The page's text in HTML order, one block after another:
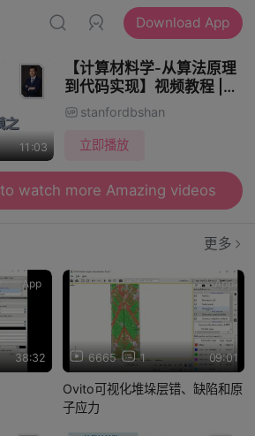
Download App
11:03
【计算材料学-从算法原理
到代码实现】视频教程 |
4.2_原子建模之ASE篇
stanfordbshan
立即播放
watch more Amazing videos
更多
38:32
App
6665 1 09:01
App
Ovito可视化堆垛层错、缺陷和原
子应力